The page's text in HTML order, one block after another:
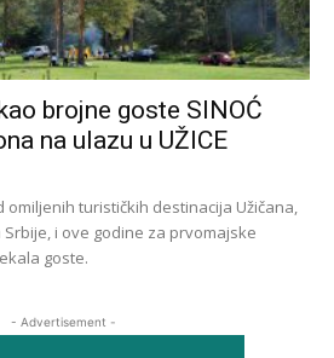
brojne goste SINOĆ
na ulazu u UŽICE
omiljenih turističkih destinacija Užičana,
i ove godine za prvomajske
goste.
- Advertisement -